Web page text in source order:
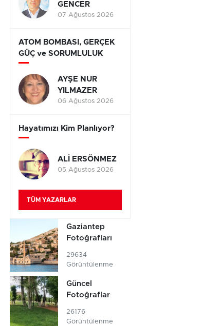
GENCER
07 Ağustos 2026
ATOM BOMBASI, GERÇEK
GÜÇ ve SORUMLULUK
AYŞE NUR
YILMAZER
06 Ağustos 2026
Hayatımızı Kim Planlıyor?
ALİ ERSÖNMEZ
05 Ağustos 2026
TÜM YAZARLAR
Gaziantep
Fotoğrafları
29634
Görüntülenme
Güncel
Fotoğraflar
26176
Görüntülenme